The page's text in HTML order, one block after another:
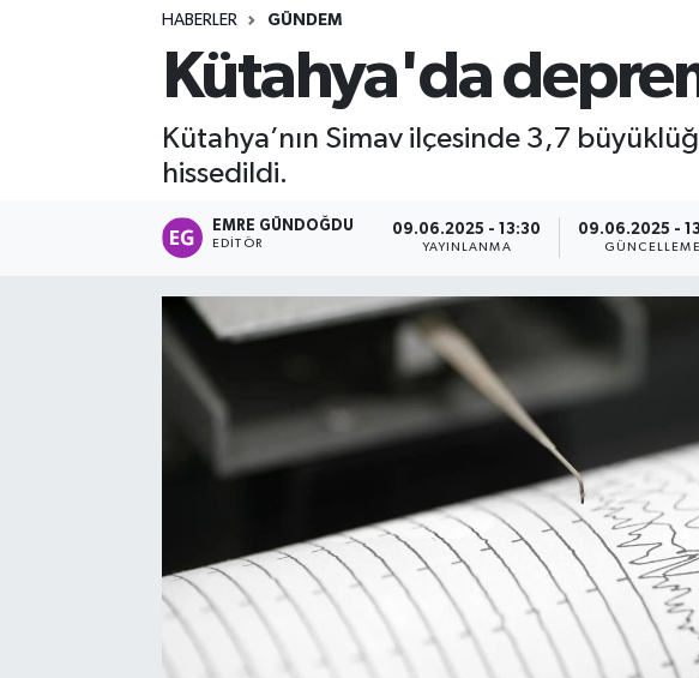
HABERLER GÜNDEM
Kütahya'da
Kütahya’nın Simav ilçesinde 3,7
hissedildi.
EMRE GÜNDOĞDU
EDITÖR
09.06.2025 - 13:30
YAYINLANMA
09.06.2025 -
GÜNCELLEME
Kültür - Sanat
Lider Haber TV Canlı Yayın izle